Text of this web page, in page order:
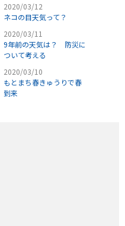
2020/03/12
ネコの目天気って？
2020/03/11
9年前の天気は？ 防災に
ついて考える
2020/03/10
もとまち春きゅうりで春
到来